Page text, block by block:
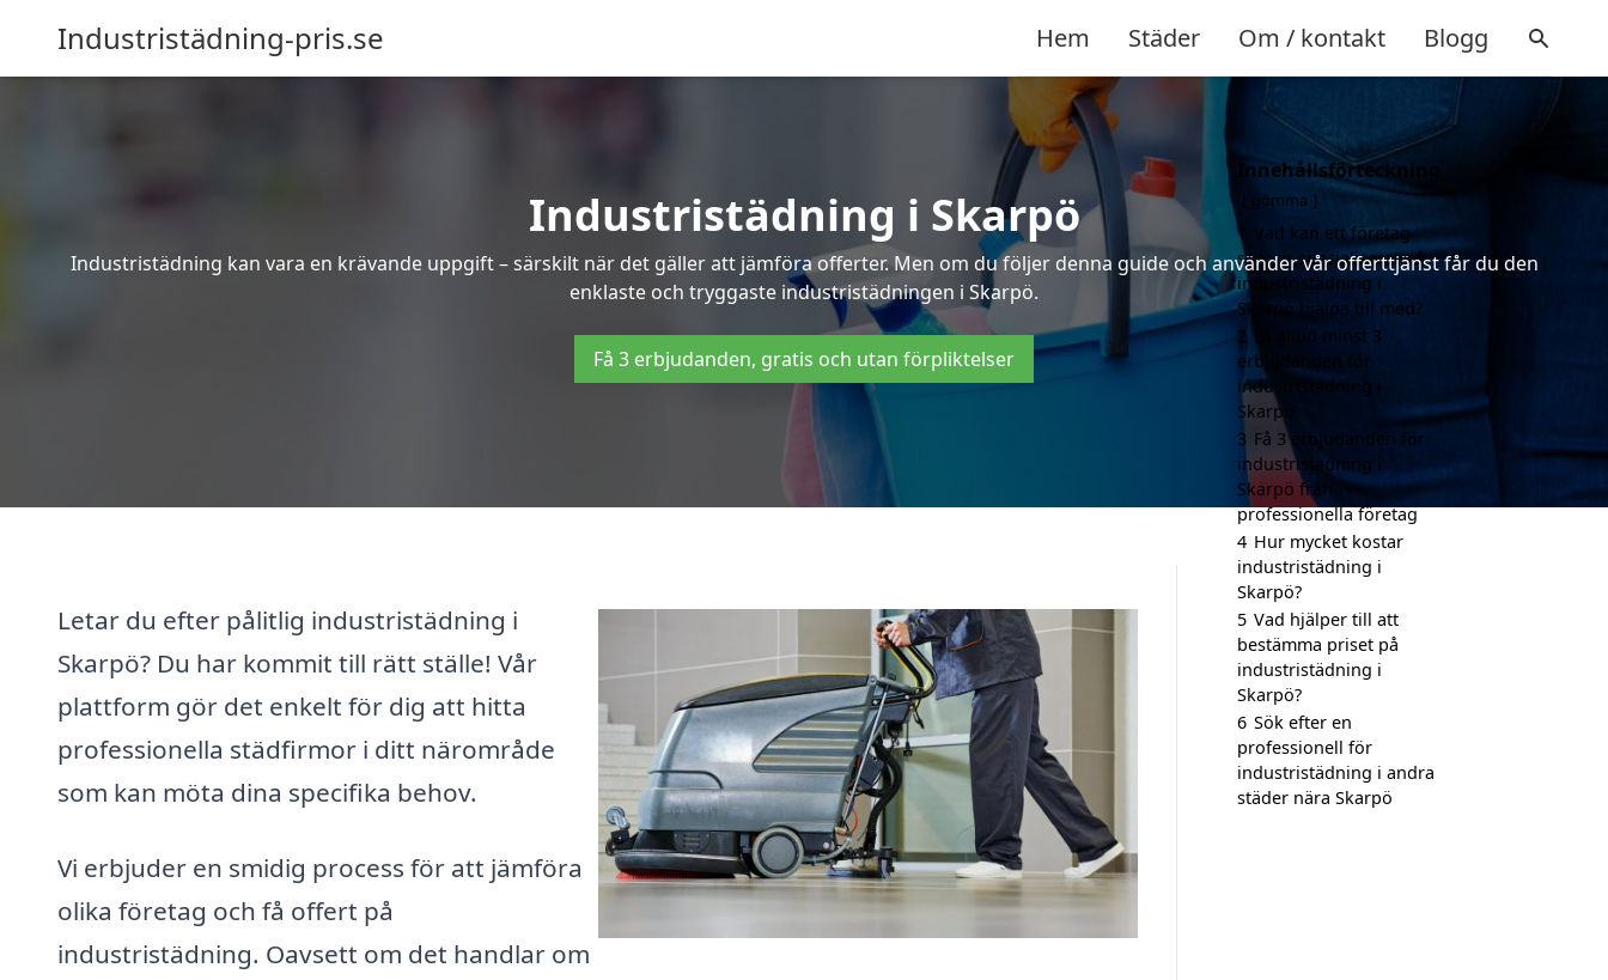
Industristädning-pris.se Hem Städer Om / kontakt Blogg
Industristädning i Skarpö
Industristädning kan vara en krävande uppgift – särskilt när det gäller att jämföra offerter. Men om du följer denna guide och använder vår offerttjänst får du den
enklaste och tryggaste industristädningen i Skarpö.
Få 3 erbjudanden, gratis och utan förpliktelser
Letar du efter pålitlig industristädning i
Skarpö? Du har kommit till rätt ställe! Vår
plattform gör det enkelt för dig att hitta
professionella städfirmor i ditt närområde
som kan möta dina specifika behov.
Vi erbjuder en smidig process för att jämföra
olika företag och få offert på
industristädning. Oavsett om det handlar om
Innehållsförteckning
gömma
1 Vad kan ett företag
som är specialiserat på
industristädning i
Skarpö hjälpa till med?
2 Få alltid minst 3
erbjudanden för
industristädning i
Skarpö
3 Få 3 erbjudanden för
industristädning i
Skarpö från
professionella företag
4 Hur mycket kostar
industristädning i
Skarpö?
5 Vad hjälper till att
bestämma priset på
industristädning i
Skarpö?
6 Sök efter en
professionell för
industristädning i andra
städer nära Skarpö